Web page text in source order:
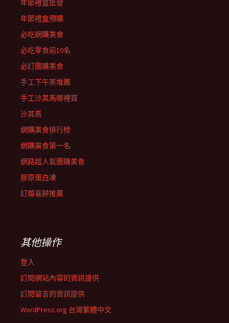
年節禮盒批發
年節禮盒預購
必吃網購美食
必吃零食前10名
必訂團購美食
手工下午茶堆薦
手工沙其馬哪裡買
沙其馬
網購美食排行榜
網購美食第一名
網路超人氣團購美食
膠原蛋白凍
訂婚喜餅推薦
其他操作
登入
訂閱網站內容的資訊提供
訂閱留言的資訊提供
WordPress.org 台灣繁體中文